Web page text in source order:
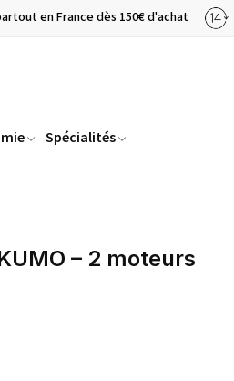
en France dès 150€ d'achat
Spécialités
– 2 moteurs